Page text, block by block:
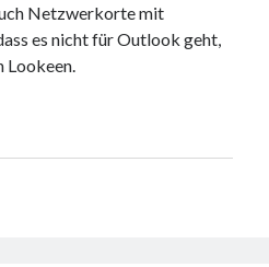
Netzwerkorte mit
es nicht für Outlook geht,
Lookeen.